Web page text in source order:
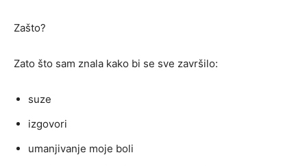
Zašto?
Zato što sam znala kako bi se sve završilo:
suze
izgovori
umanjivanje moje boli